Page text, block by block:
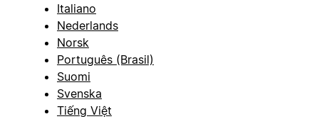
Italiano
Nederlands
Norsk
Português (Brasil)
Suomi
Svenska
Tiếng Việt